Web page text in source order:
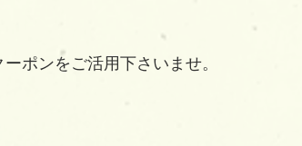
ポンをご活用下さいませ。